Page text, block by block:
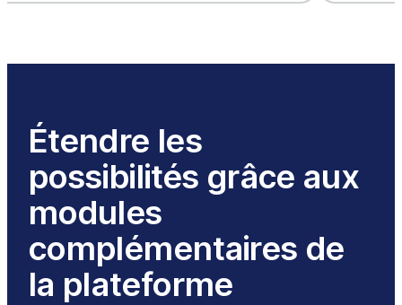
Étendre les
possibilités grâce aux
modules
complémentaires de
la plateforme